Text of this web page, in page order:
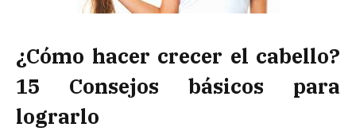
¿Cómo hacer crecer el cabello?
15 Consejos básicos para
lograrlo